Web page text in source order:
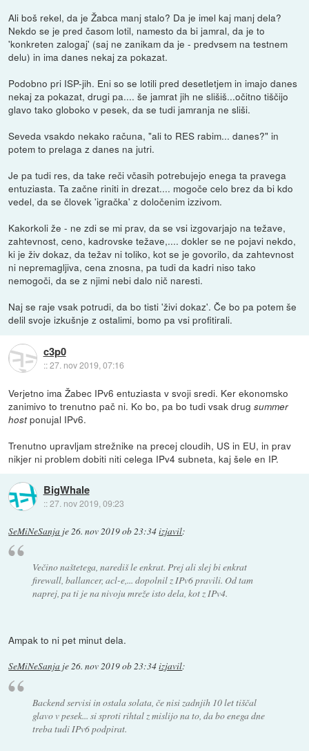
Ali boš rekel, da je Žabca manj stalo? Da je imel kaj manj dela?
Nekdo se je pred časom lotil, namesto da bi jamral, da je to
'konkreten zalogaj' (saj ne zanikam da je - predvsem na testnem
delu) in ima danes nekaj za pokazat.
Podobno pri ISP-jih. Eni so se lotili pred desetletjem in imajo danes
nekaj za pokazat, drugi pa.... še jamrat jih ne slišiš...očitno tiščijo
glavo tako globoko v pesek, da se tudi jamranja ne sliši.
Seveda vsakdo nekako računa, "ali to RES rabim... danes?" in
potem to prelaga z danes na jutri.
Je pa tudi res, da take reči včasih potrebujejo enega ta pravega
entuziasta. Ta začne riniti in drezat.... mogoče celo brez da bi kdo
vedel, da se človek 'igračka' z določenim izzivom.
Kakorkoli že - ne zdi se mi prav, da se vsi izgovarjajo na težave,
zahtevnost, ceno, kadrovske težave,.... dokler se ne pojavi nekdo,
ki je živ dokaz, da težav ni toliko, kot se je govorilo, da zahtevnost
ni nepremagljiva, cena znosna, pa tudi da kadri niso tako
nemogoči, da se z njimi nebi dalo nič naresti.
Naj se raje vsak potrudi, da bo tisti 'živi dokaz'. Če bo pa potem še
delil svoje izkušnje z ostalimi, bomo pa vsi profitirali.
c3p0
::27. nov 2019, 07:16
Verjetno ima Žabec IPv6 entuziasta v svoji sredi. Ker ekonomsko
zanimivo to trenutno pač ni. Ko bo, pa bo tudi vsak drugsummer
hostponujal IPv6.
Trenutno upravljam strežnike na precej cloudih, US in EU, in prav
nikjer ni problem dobiti niti celega IPv4 subneta, kaj šele en IP.
BigWhale
::27. nov 2019, 09:23
SeMiNeSanja je 26. nov 2019 ob 23:34izjavil:
Večino naštetega, narediš le enkrat. Prej ali slej bi enkrat
firewall, ballancer, acl-e,... dopolnil z IPv6 pravili. Od tam
naprej, pa ti je na nivoju mreže isto dela, kot z IPv4.
Ampak to ni pet minut dela.
SeMiNeSanja je26. nov 2019 ob 23:34izjavil:
Backend servisi in ostala solata, če nisi zadnjih 10 let tiščal
glavo v pesek... si sproti rihtal z mislijo na to, da bo enega dne
treba tudi IPv6 podpirat.